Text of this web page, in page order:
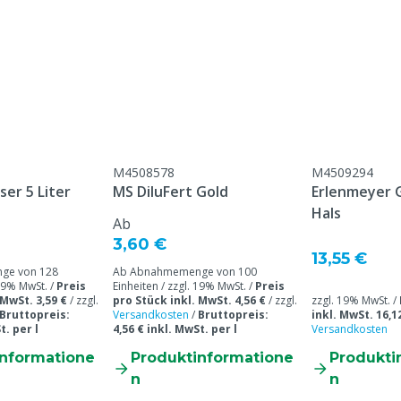
5 Liter
von 128
MwSt. / Preis
3,59 €/ zzgl.
Bruttopreis:
per l
M4508578
MS DiluFert Gold
Ab
3,60 €
Ab Abnahmemenge von 100
Einheiten / zzgl. 19% MwSt. / Preis
pro Stück inkl. MwSt. 4,56 €/ zzgl.
Versandkosten / Bruttopreis:
4,56 € inkl. MwSt. per l
Produktinformatione
n
M4509294
Erlenmeyer
Hals
13,55 €
zzgl. 19% MwSt. /
inkl. MwSt.
Versandkosten
n